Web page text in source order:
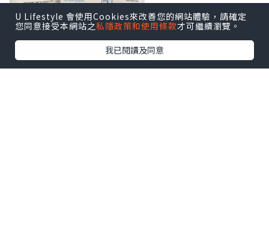
U Lifestyle 會使用Cookies來改善您的網站體驗，請確定
您同意接受本網站之私隱政策和使用條款才可繼續瀏覽。
我已閱讀及同意